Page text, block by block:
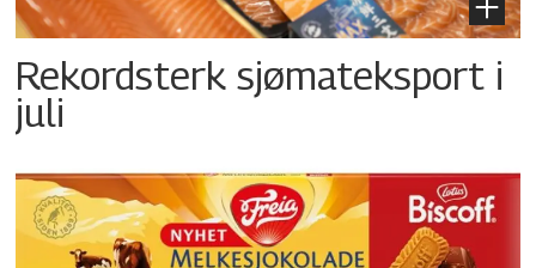
Rekordsterk sjømateksport i
juli